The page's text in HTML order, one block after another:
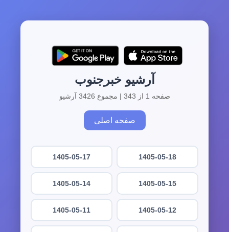
آرشیو خبرجنوب
صفحه 1 از 343 | مجموع 3426 آرشیو
صفحه اصلی
1405-05-18
1405-05-17
1405-05-15
1405-05-14
1405-05-12
1405-05-11